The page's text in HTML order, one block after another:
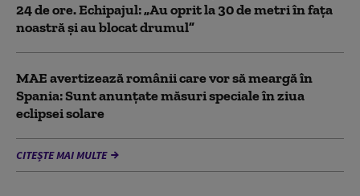
24 de ore. Echipajul: „Au oprit la 30 de metri în fața
noastră și au blocat drumul”
MAE avertizează românii care vor să meargă în
Spania: Sunt anunțate măsuri speciale în ziua
eclipsei solare
CITEȘTE MAI MULTE